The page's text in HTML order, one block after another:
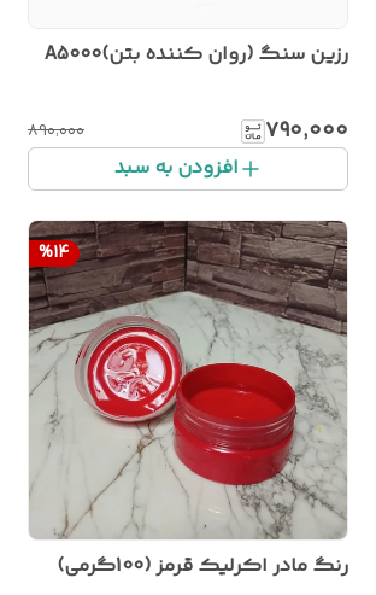
رزین سنگ (روان کننده بتن)A5000
۷۹۰٬۰۰۰ ۸۹۰٬۰۰۰
افزودن به سبد
%14
رنگ مادر اکرلیک قرمز (100گرمی)